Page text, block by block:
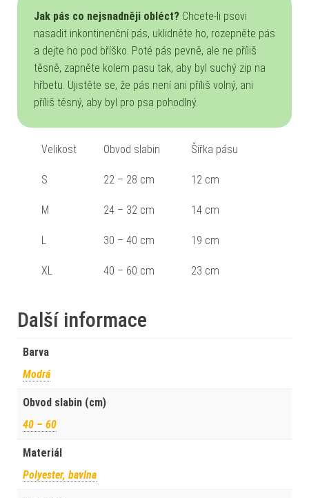
Jak pás co nejsnadněji obléct? Chcete-li psovi
nasadit inkontinenční pás, uklidněte ho, rozepněte pás
a dejte ho pod bříško. Poté pás pevně, ale ne příliš
těsně, zapněte kolem pasu tak, aby byl suchý zip na
hřbetu. Ujistěte se, že pás není ani příliš volný, ani
příliš těsný, aby byl pro psa pohodlný.
Velikost Obvod slabin Šířka pásu
S 22 – 28 cm 12 cm
M 24 – 32 cm 14 cm
L 30 – 40 cm 19 cm
XL 40 – 60 cm 23 cm
Další informace
Barva
Modrá
Obvod slabin (cm)
40 – 60
Materiál
Polyester, bavlna